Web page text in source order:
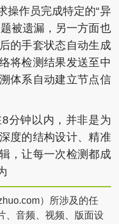
操作员完成特定的“异
被遗漏，另一方面也
的手套状态自动生成
将检测结果发送至中
体系自动建立节点信
分钟以内，并非是为
度的结构设计、精准
，让每一次检测都成
）所涉及的任
、音频、视频、版面设